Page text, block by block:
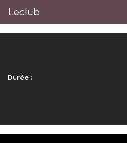
Leclub
Durée :